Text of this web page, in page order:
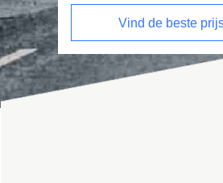
Vind de beste